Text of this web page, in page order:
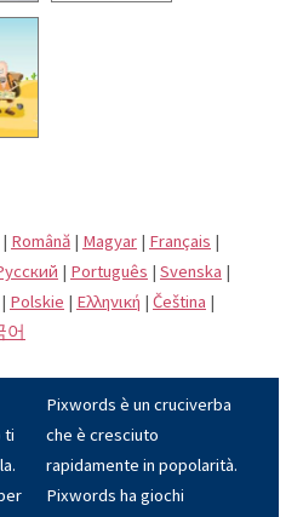
| Română | Magyar | Français |
| Português | Svenska |
| Polskie | Eλληνική | Čeština |
어
ti
Pixwords è un cruciverba
che è cresciuto
rapidamente in popolarità.
Pixwords ha giochi